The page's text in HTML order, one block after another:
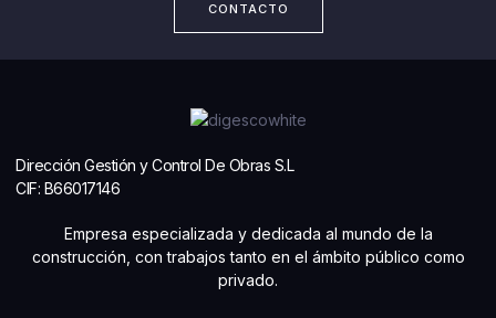
CONTACTO
Dirección Gestión y Control De Obras S.L
CIF: B66017146
Empresa especializada y dedicada al mundo de la
construcción, con trabajos tanto en el ámbito público como
privado.